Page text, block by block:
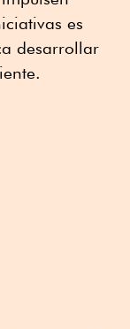
es
desarrollar